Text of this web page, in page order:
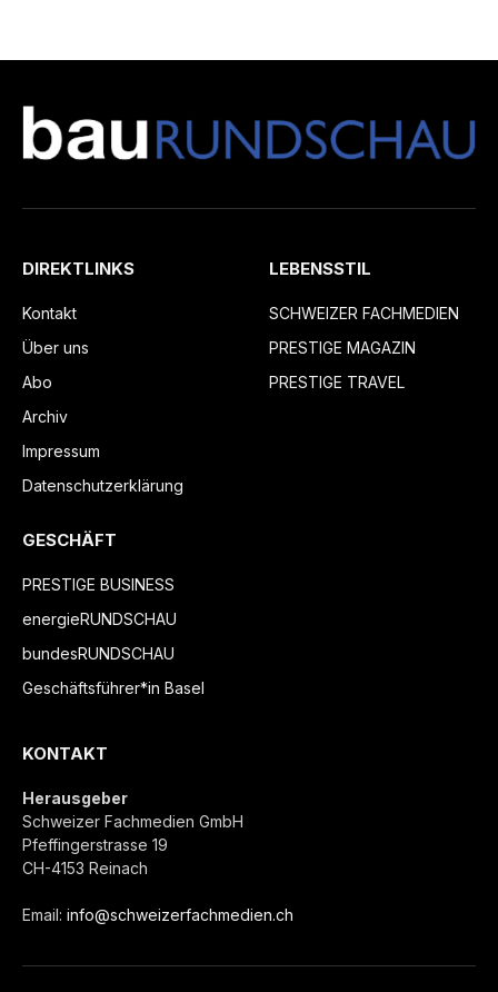
DIREKTLINKS
Kontakt
Über uns
Abo
Archiv
Impressum
Datenschutzerklärung
LEBENSSTIL
SCHWEIZER FACHMEDIEN
PRESTIGE MAGAZIN
PRESTIGE TRAVEL
GESCHÄFT
PRESTIGE BUSINESS
energieRUNDSCHAU
bundesRUNDSCHAU
Geschäftsführer*in Basel
KONTAKT
Herausgeber
Schweizer Fachmedien GmbH
Pfeffingerstrasse 19
CH-4153 Reinach
Email: info@schweizerfachmedien.ch